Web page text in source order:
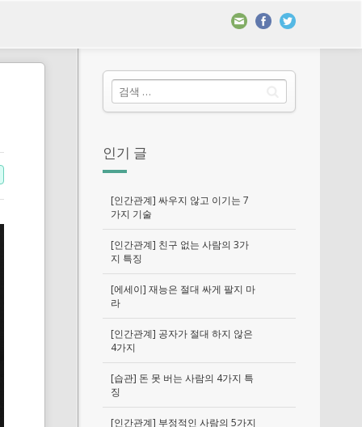
인기 글
[인간관계] 싸우지 않고 이기는 7
가지 기술
[인간관계] 친구 없는 사람의 3가
지 특징
[에세이] 재능은 절대 싸게 팔지 마
라
[인간관계] 공자가 절대 하지 않은
4가지
[습관] 돈 못 버는 사람의 4가지 특
징
[인간관계] 부정적인 사람의 5가지